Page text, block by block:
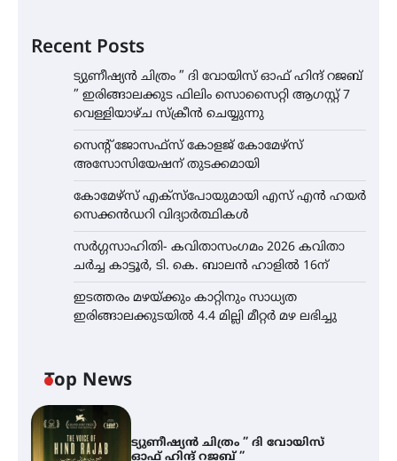
Recent Posts
ട്യുണീഷ്യൻ ചിത്രം ” ദി വോയിസ് ഓഫ് ഹിന്ദ് റജബ്
” ഇരിങ്ങാലക്കുട ഫിലിം സൊസൈറ്റി ആഗസ്റ്റ് 7
വെള്ളിയാഴ്ച സ്‌ക്രീൻ ചെയ്യുന്നു
സെന്റ് ജോസഫ്സ് കോളജ് കോമേഴ്‌സ്
അസോസിയേഷന് തുടക്കമായി
കോമേഴ്സ് എക്സ്പോയുമായി എസ് എൻ ഹയർ
സെക്കൻഡറി വിദ്യാർത്ഥികൾ
സർഗ്ഗസാഹിതി- കവിതാസംഗമം 2026 കവിതാ
ചർച്ച കാട്ടൂർ, ടി. കെ. ബാലൻ ഹാളിൽ 16ന്
ഇടത്തരം മഴയ്ക്കും കാറ്റിനും സാധ്യത
ഇരിങ്ങാലക്കുടയിൽ 4.4 മില്ലി മീറ്റർ മഴ ലഭിച്ചു
Top News
ട്യുണീഷ്യൻ ചിത്രം ” ദി വോയിസ്
ഓഫ് ഹിന്ദ് റജബ് ”